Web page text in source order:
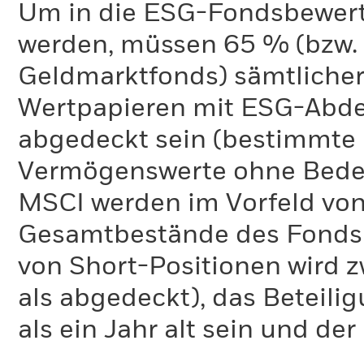
Um in die ESG-
werden, müssen 65 %
Geldmarktfonds)
Wertpapieren mit ESG-
abgedeckt sein
Vermögenswerte ohne
MSCI werden im Vorfeld
Gesamtbestände des
von Short-Positionen wird
als abgedeckt), das
als ein Jahr alt sein und